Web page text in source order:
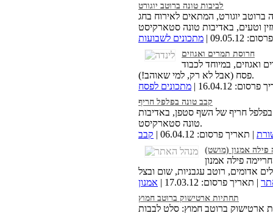
לביבות טונה ברוטב יוגורט
ברוטב יוגורט, המתאים לאירוח בחג
09.05.12 | מתכונים לשבועות
חרוסת תמרים ואגוזים
ואגוזים, במיוחד לכבוד
פסח (אבל לא רק, למי שאוהב!).
16.04.12 |
מתכונים לפסח
קבב טונה בפלפל חריף
חריף של השף סטפן, באדיבות
טונה סטארקיסט.
| תאריך פרסום: 06.04.12 | קבב
פילה אמנון (מושט)
פילה אמנון
| תאריך פרסום: 17.03.12 | אמנון
תחתיות ארטישוק ברוטב חמוץ
ארטישוק ברוטב חמוץ: סלט לבבות